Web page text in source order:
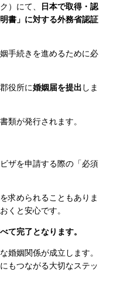
）にて、
日本で取得・認
書」に対する外務省認証
手続きを進めるために必
役所に婚姻届を提出 しま
類が発行されます。
ザを申請する際の「必須
求められることもありま
くと安心です。
て完了となります。
婚姻関係が成立します。
もつながる大切なステッ